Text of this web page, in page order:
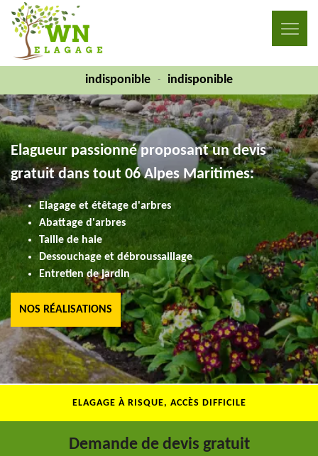
indisponible - indisponible
Elagueur passionné proposant un devis
gratuit dans tout 06 Alpes Maritimes:
Elagage et étêtage d'arbres
Abattage d'arbres
Taille de haie
Dessouchage et débroussaillage
Entretien de jardin
NOS RÉALISATIONS
ELAGAGE À RISQUE, ACCÈS DIFFICILE
Demande de devis gratuit